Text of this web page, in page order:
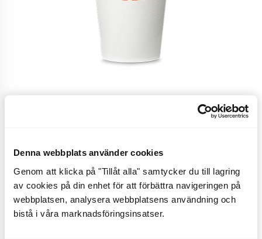
Denna webbplats använder cookies
Genom att klicka på "Tillåt alla" samtycker du till lagring
av cookies på din enhet för att förbättra navigeringen på
webbplatsen, analysera webbplatsens användning och
bistå i våra marknadsföringsinsatser.
Stor
Stor
CO2e 0,7 kg